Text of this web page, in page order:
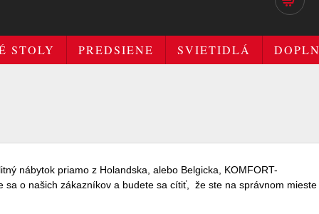
STOLY PREDSIENE SVIETIDLÁ
nábytok priamo z Holandska, alebo Belgicka, KOMFORT-
sa o našich zákazníkov a budete sa cítiť, že ste na správnom mieste